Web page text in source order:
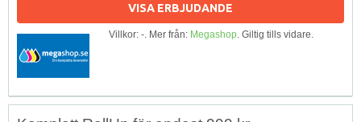
VISA ERBJUDANDE
Villkor: -. Mer från: Megashop. Giltig tills vidare.